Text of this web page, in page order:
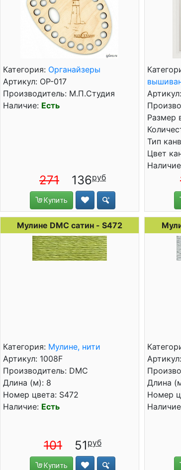
Категория: Органайзеры
Артикул: ОР-017
Производитель: М.П.Студия
Наличие: Есть
271 136
Купить
Размер
Тип
Цвет
Мулине DMC сатин - S472
Категория: Мулине, нити
Артикул: 1008F
Производитель: DMC
Длина (м): 8
Номер цвета: S472
Наличие: Есть
101 51
Купить
Длина
Номер